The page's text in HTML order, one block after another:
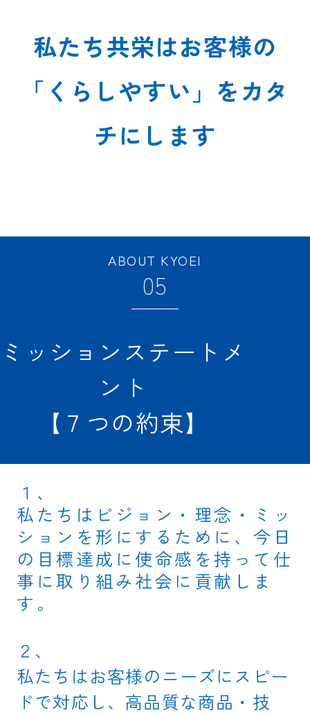
私たち共栄はお客様の
「くらしやすい」をカタ
チにします
ABOUT KYOEI
05
ミッションステートメ
ント
【７つの約束】
１、
私たちはビジョン・理念・ミッ
ションを形にするために、今日
の目標達成に使命感を持って仕
事に取り組み社会に貢献しま
す。
２、
私たちはお客様のニーズにスピー
ドで対応し、高品質な商品・技